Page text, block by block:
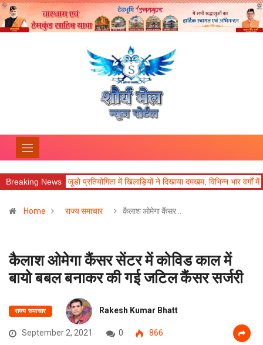
Breaking News
जूडो प्रतियोगिता में खिलाड़ियों ने दिखाया दमखम, विभिन्न भार वर्गों में विजेता घोषित
Home राज्य समाचार कैलाश ओमेगा कैंसर…
कैलाश ओमेगा कैंसर सेंटर में कोविड काल में
बायो बबल बनाकर की गई जटिल कैंसर सर्जरी
राज्य समाचार Rakesh Kumar Bhatt
September 2, 2021 0 866